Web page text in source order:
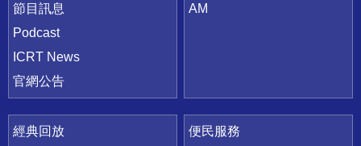
節目訊息
Podcast
ICRT News
官網公告
AM
經典回放
便民服務